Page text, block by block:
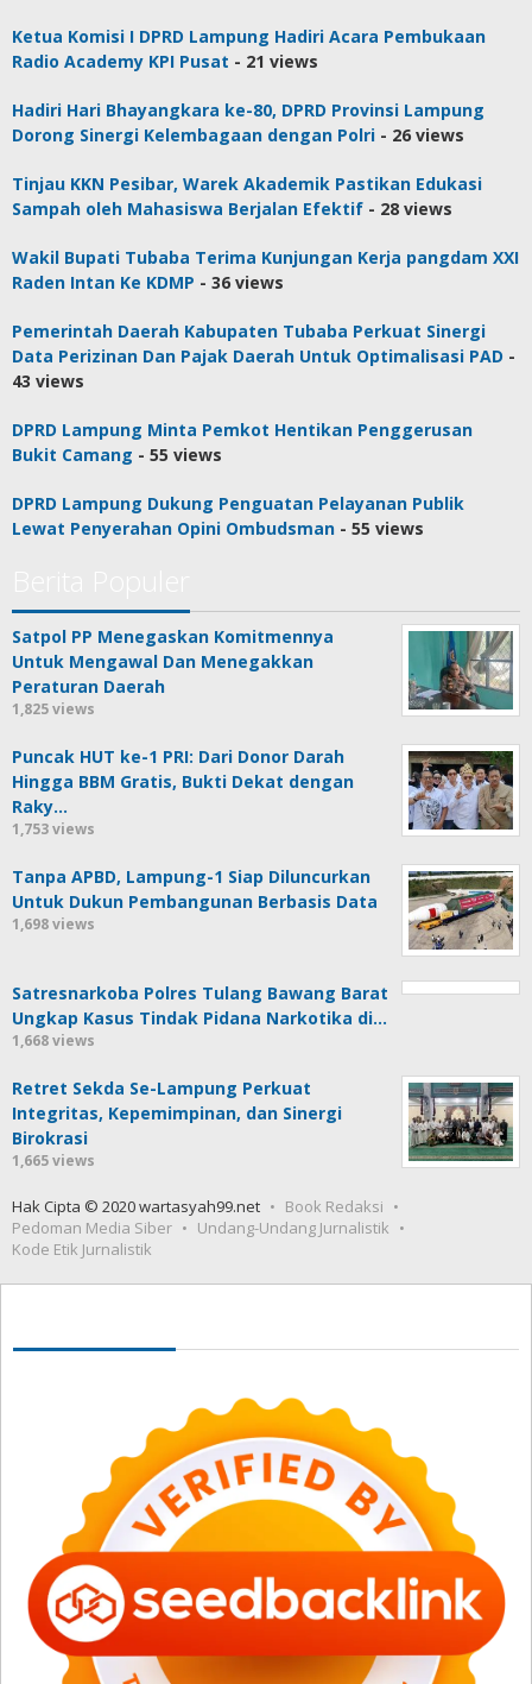
Ketua Komisi I DPRD Lampung Hadiri Acara Pembukaan
Radio Academy KPI Pusat - 21 views
Hadiri Hari Bhayangkara ke-80, DPRD Provinsi Lampung
Dorong Sinergi Kelembagaan dengan Polri - 26 views
Tinjau KKN Pesibar, Warek Akademik Pastikan Edukasi
Sampah oleh Mahasiswa Berjalan Efektif - 28 views
Wakil Bupati Tubaba Terima Kunjungan Kerja pangdam XXI
Raden Intan Ke KDMP - 36 views
Pemerintah Daerah Kabupaten Tubaba Perkuat Sinergi
Data Perizinan Dan Pajak Daerah Untuk Optimalisasi PAD -
43 views
DPRD Lampung Minta Pemkot Hentikan Penggerusan
Bukit Camang - 55 views
DPRD Lampung Dukung Penguatan Pelayanan Publik
Lewat Penyerahan Opini Ombudsman - 55 views
Satpol PP Menegaskan Komitmennya
Untuk Mengawal Dan Menegakkan
Peraturan Daerah
1,825 views
Puncak HUT ke-1 PRI: Dari Donor Darah
Hingga BBM Gratis, Bukti Dekat dengan
Raky…
1,753 views
Tanpa APBD, Lampung-1 Siap Diluncurkan
Untuk Dukun Pembangunan Berbasis Data
1,698 views
Satresnarkoba Polres Tulang Bawang Barat
Ungkap Kasus Tindak Pidana Narkotika di…
1,668 views
Retret Sekda Se-Lampung Perkuat
Integritas, Kepemimpinan, dan Sinergi
Birokrasi
1,665 views
Hak Cipta © 2020 wartasyah99.net
Book Redaksi
Pedoman Media Siber
Undang-Undang Jurnalistik
Kode Etik Jurnalistik